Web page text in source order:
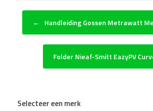
Bericht navigatie
← Handleiding Gossen Metrawatt
Folder Nieaf-Smitt EazyPV
Selecteer een merk